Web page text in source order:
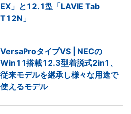
EX」と12.1型「LAVIE Tab
T12N」
VersaProタイプVS | NECの
Win11搭載12.3型着脱式2in1、
従来モデルを継承し様々な用途で
使えるモデル